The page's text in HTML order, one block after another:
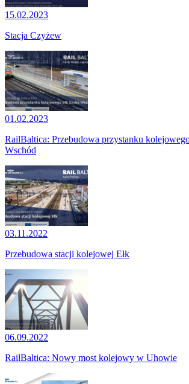
15.02.2023
Stacja Czyżew
01.02.2023
RailBaltica: Przebudowa przystanku
Wschód
03.11.2022
Przebudowa stacji kolejowej Ełk
06.09.2022
RailBaltica: Nowy most kolejowy w Uhowie